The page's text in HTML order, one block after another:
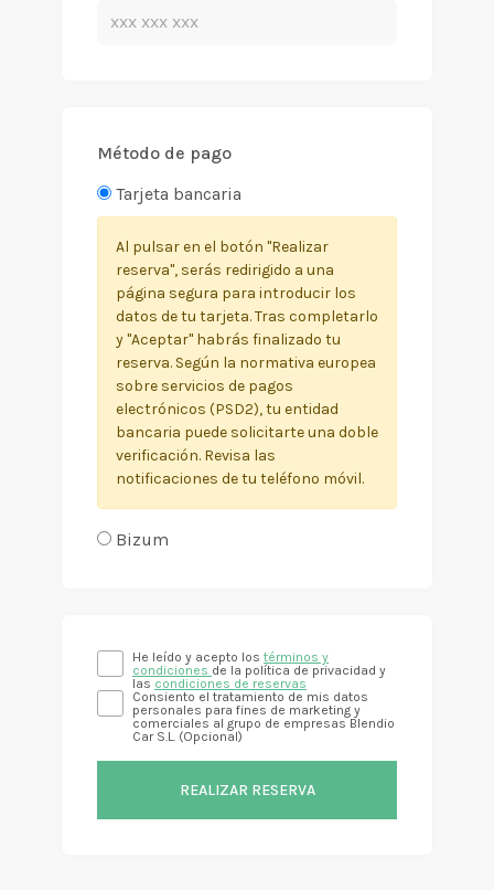
Método de pago
Tarjeta bancaria
Al pulsar en el botón "Realizar
reserva", serás redirigido a una
página segura para introducir los
datos de tu tarjeta. Tras completarlo
y "Aceptar" habrás finalizado tu
reserva. Según la normativa europea
sobre servicios de pagos
electrónicos (PSD2), tu entidad
bancaria puede solicitarte una doble
verificación. Revisa las
notificaciones de tu teléfono móvil.
Bizum
He leído y acepto los términos y
condiciones de la política de privacidad y
las condiciones de reservas
Consiento el tratamiento de mis datos
personales para fines de marketing y
comerciales al grupo de empresas Blendio
Car S.L. (Opcional)
REALIZAR RESERVA